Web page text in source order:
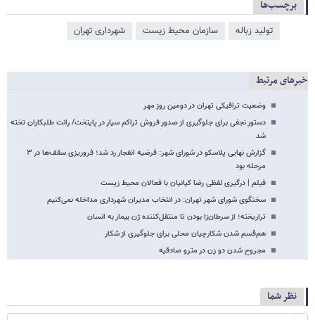
برچسب‌ها
تولید زباله سازمان محیط زیست شهرداری تهران
خبرهای مرتبط
وضعیت ترافیکی تهران در دومین روز مهر
دستور نجفی برای جلوگیری از صدور فروش تراکم سیار در پایتخت/ رانت طلبکاران تخته
شد
گزارش نهایی پلاسکو در شورای شهر: فرضیه انفجار رد شد؛ فروریزی سقف‌ها در ۳
مرحله بود
فیلم | درگیری لفظی رضا کیانیان با فعالان محیط زیست
سخنگوی شورای شهر تهران: در انتخاب مدیران شهرداری مداخله نمی‌کنیم
تراریخته؛ از سرطان‌زا بودن تا منتقل‌کننده ژن بیمار به انسان
هم‌قسم شدن شکارچیان محلی برای جلوگیری از شکار
مجروح شدن دو زن در مترو صادقیه
نظر شما